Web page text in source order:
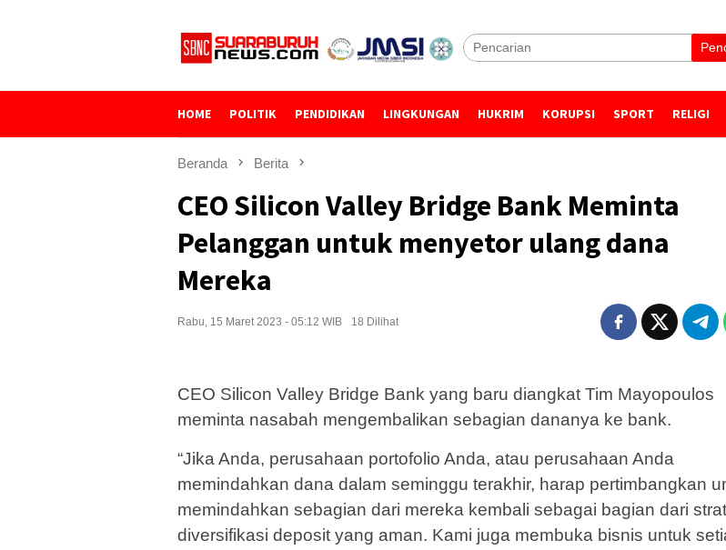
HOME POLITIK PENDIDIKAN LINGKUNGAN HUKRIM KORUPSI SPORT RELIGI
Beranda Berita
CEO Silicon Valley Bridge Bank Meminta
Pelanggan untuk menyetor ulang dana
Mereka
Rabu, 15 Maret 2023 - 05:12 WIB 18 Dilihat
CEO Silicon Valley Bridge Bank yang baru diangkat Tim Mayopoulos
meminta nasabah mengembalikan sebagian dananya ke bank.
“Jika Anda, perusahaan portofolio Anda, atau perusahaan Anda
memindahkan dana dalam seminggu terakhir, harap pertimbangkan
memindahkan sebagian dari mereka kembali sebagai bagian dari
diversifikasi deposit yang aman. Kami juga membuka bisnis untuk